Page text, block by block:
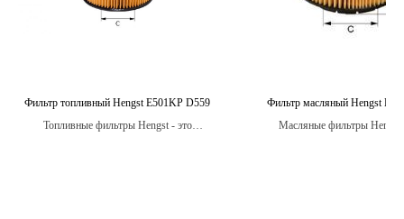
Фильтр топливный Hengst E501KP D559
Топливные фильтры Hengst - это
Фильтр масляный Hengst
Масляные фильтры Hengst